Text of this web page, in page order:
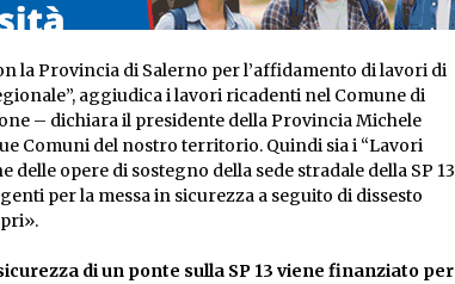
la Provincia di Salerno per l’affidamento di lavori di
aggiudica i lavori ricadenti nel Comune di
– dichiara il presidente della Provincia Michele
Comuni del nostro territorio. Quindi sia i “Lavori
opere di sostegno della sede stradale della SP 13
per la messa in sicurezza a seguito di dissesto
di un ponte sulla SP 13 viene finanziato per